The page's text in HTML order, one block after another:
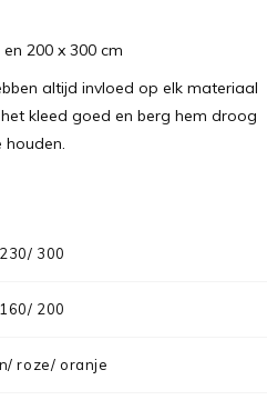
200 x 300 cm
altijd invloed op elk materiaal
kleed goed en berg hem droog
300
200
roze/ oranje